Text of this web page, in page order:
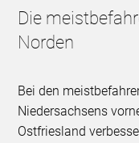
Die
Norden
Bei den
Niedersachsens
Ostfriesland